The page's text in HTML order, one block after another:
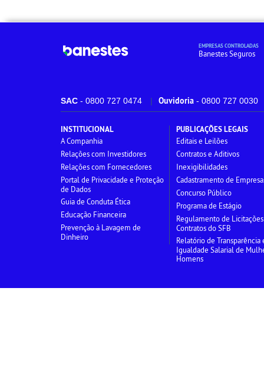
EMPRESAS CONTROLADAS
Banestes Seguros
SAC- 0800 727 0474 Ouvidoria- 0800 727 0030
INSTITUCIONAL
A Companhia
Relações com Investidores
Relações com Fornecedores
Portal de Privacidade e Proteção
de Dados
Guia de Conduta Ética
Educação Financeira
Prevenção à Lavagem de
Dinheiro
PUBLICAÇÕES LEGAIS
Editais e Leilões
Contratos e Aditivos
Inexigibilidades
Cadastramento de
Concurso Público
Programa de Estágio
Regulamento de
Contratos do SFB
Relatório de Transparência
Igualdade Salarial de
Homens